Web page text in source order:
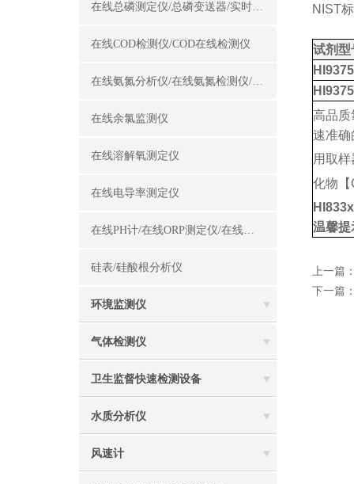
在线总磷测定仪/总磷变送器/实时总磷监测仪
在线COD检测仪/COD在线检测仪
在线氨氮分析仪/在线氨氮检测仪/氨氮变送器
在线余氯监测仪
在线溶解氧测定仪
在线电导率测定仪
在线PH计/在线ORP测定仪/在线酸碱度计
硅表/硅酸根分析仪
环境监测仪
气体检测仪
卫生监督快速检测设备
水质分析仪
风速计
NIST
试剂型
高品质
速准确
用取
化物【
温馨提
上一篇
下一篇